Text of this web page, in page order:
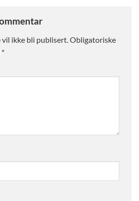
ikke bli publisert.Obligatoriske
*